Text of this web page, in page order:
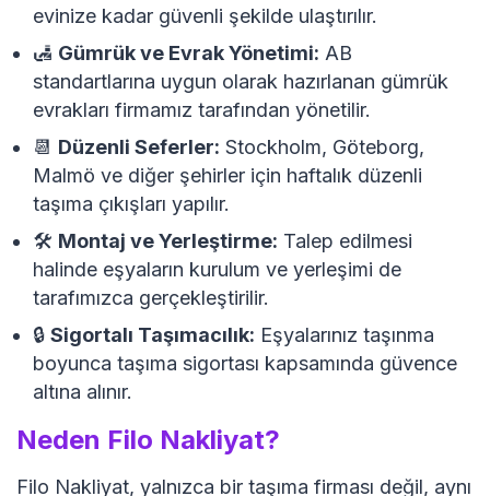
evinize kadar güvenli şekilde ulaştırılır.
🛃 Gümrük ve Evrak Yönetimi: AB
standartlarına uygun olarak hazırlanan gümrük
evrakları firmamız tarafından yönetilir.
📆 Düzenli Seferler: Stockholm, Göteborg,
Malmö ve diğer şehirler için haftalık düzenli
taşıma çıkışları yapılır.
🛠️ Montaj ve Yerleştirme: Talep edilmesi
halinde eşyaların kurulum ve yerleşimi de
tarafımızca gerçekleştirilir.
🔒Sigortalı Taşımacılık: Eşyalarınız taşınma
boyunca taşıma sigortası kapsamında güvence
altına alınır.
Neden Filo Nakliyat?
Filo Nakliyat, yalnızca bir taşıma firması değil, aynı